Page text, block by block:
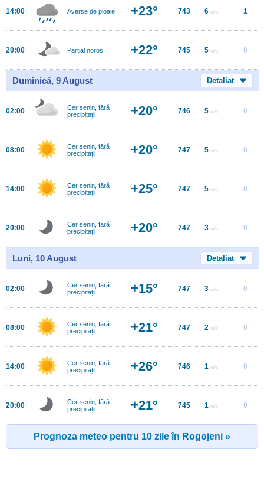
14:00 Averse de ploaie +23° 743 6 m/s 1
20:00 Parțial noros +22° 745 5 m/s 0
Duminică, 9 August Detaliat
02:00
Cer senin, fără
precipitații
+20° 746 5 m/s 0
08:00
Cer senin, fără
precipitații
+20° 747 5 m/s 0
14:00
Cer senin, fără
precipitații
+25° 747 5 m/s 0
20:00
Cer senin, fără
precipitații
+20° 747 3 m/s 0
Luni, 10 August Detaliat
02:00
Cer senin, fără
precipitații
+15° 747 3 m/s 0
08:00
Cer senin, fără
precipitații
+21° 747 2 m/s 0
14:00
Cer senin, fără
precipitații
+26° 746 1 m/s 0
20:00
Cer senin, fără
precipitații
+21° 745 1 m/s 0
Prognoza meteo pentru 10 zile în Rogojeni »